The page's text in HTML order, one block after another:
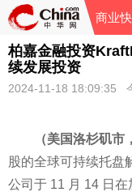
商业
柏嘉金融投资
续发展投资
2024-11-18 18:09:35
（美国洛杉矶市
股的全球可持续托盘
公司于 11 月 14 日